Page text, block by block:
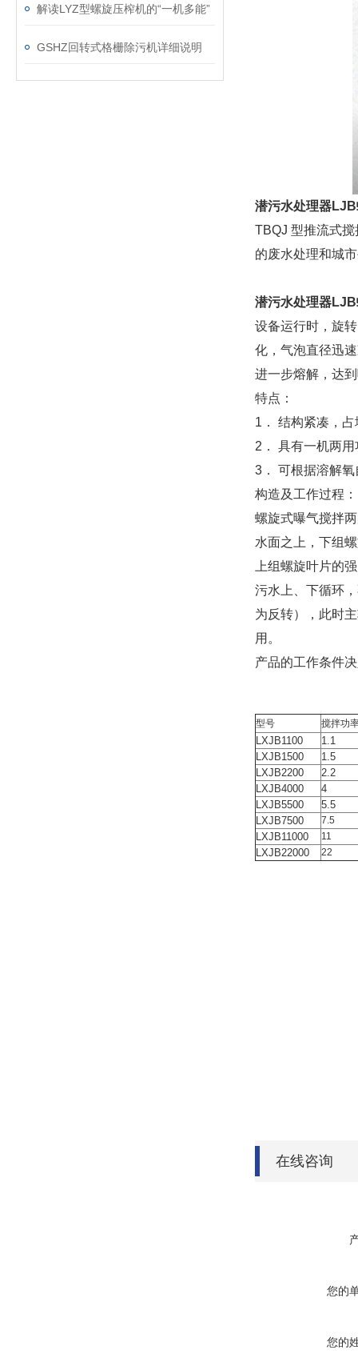
解读LYZ型螺旋压榨机的“一机多能”
GSHZ回转式格栅除污机详细说明
潜污水处理器
TBQJ 型推流式
的废水处理和城
潜污水处理器
设备运行时，旋
化，气泡直径迅
进一步熔解，达
特点：
1． 结构紧凑，
2． 具有一机两
3． 可根据溶解
构造及工作过程：
螺旋式曝气搅拌
水面之上，下组
上组螺旋叶片的
污水上、下循环
为反转），此时
用。
产品的工作条件
型号 搅拌功
LXJB1100
1.1
LXJB1500
1.5
LXJB2200
2.2
LXJB4000
4
LXJB5500
5.5
LXJB7500
7.5
LXJB11000 11
LXJB22000 22
在线咨询
您的
您的